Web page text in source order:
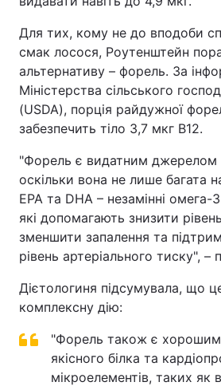
Для тих, кому не до вподоби
смак лосося, Роутенштейн
альтернативу – форель. За
Міністерства сільського
(USDA), порція райдужної
забезпечить тіло 3,7 мкг B12.
"Форель є видатним джерелом
оскільки вона не лише багата
EPA та DHA – незамінні омега-
які допомагають знизити
зменшити запалення та
рівень артеріального тиску", –
Дієтологиня підсумувала, що
комплексну дію:
"Форель також є
якісного білка та
мікроелементів, таких як